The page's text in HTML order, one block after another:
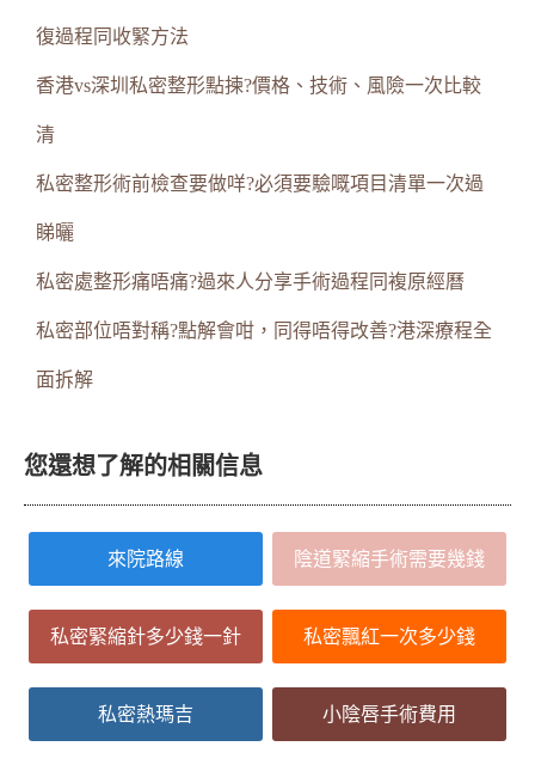
復過程同收緊方法
香港vs深圳私密整形點揀?價格、技術、風險一次比較
清
私密整形術前檢查要做咩?必須要驗嘅項目清單一次過
睇曬
私密處整形痛唔痛?過來人分享手術過程同複原經曆
私密部位唔對稱?點解會咁，同得唔得改善?港深療程全
面拆解
您還想了解的相關信息
來院路線 陰道緊縮手術需要幾錢
私密緊縮針多少錢一針 私密飄紅一次多少錢
私密熱瑪吉 小陰唇手術費用